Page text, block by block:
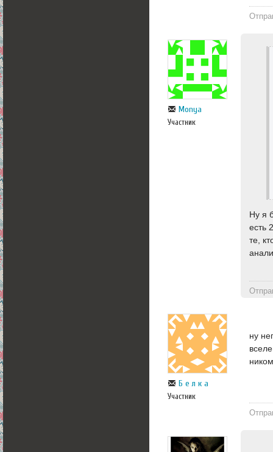
Monya
Участник
Ну я
есть
те,
Б е л к а
Участник
ну